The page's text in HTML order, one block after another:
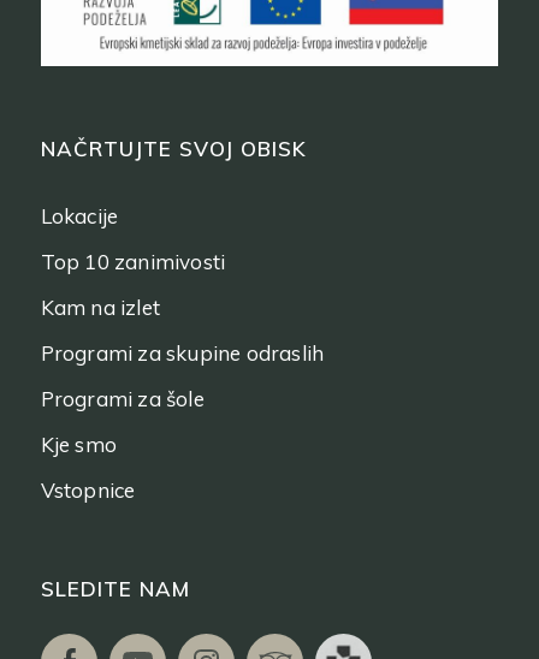
NAČRTUJTE SVOJ OBISK
Lokacije
Top 10 zanimivosti
Kam na izlet
Programi za skupine odraslih
Programi za šole
Kje smo
Vstopnice
SLEDITE NAM